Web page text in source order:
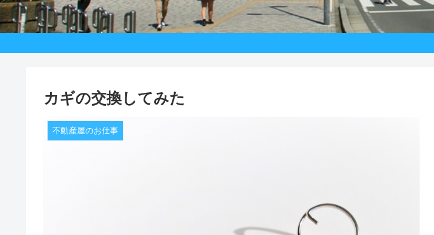
カギの交換してみた
不動産屋のお仕事